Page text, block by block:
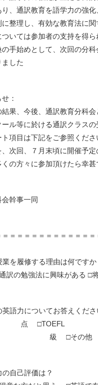
り、通訳教育を語学力の強
に整理し、有効な教育法に
ついては参加者の支持を得
手始めとして、次回の分
ました
：
果、今後、通訳教育分科
ル等に於ける通訳クラス
ト項目は下記をご参照くだ
次回、７月末頃に開催予
くの方々に参加頂けたら幸甚
幹事一同
＝＝＝＝＝＝＝＝＝＝＝＝
業を履修する理由は何ですか
訳の勉強法に興味がある
英語力についてお答えくだ
点
検 級
の自己評価は？